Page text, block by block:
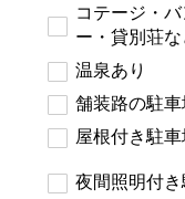
コテージ・バ
ー・貸別荘
温泉あり
舗装路の駐
屋根付き駐
夜間照明付